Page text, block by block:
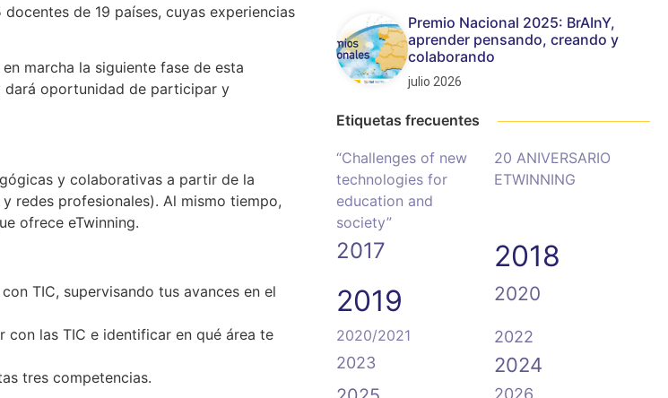
de 19 países, cuyas experiencias
marcha la siguiente fase de esta
dará oportunidad de participar y
y colaborativas a partir de la
redes profesionales). Al mismo tiempo,
ofrece eTwinning.
TIC, supervisando tus avances en el
con las TIC e identificar en qué área te
tres competencias.
Premio Nacional 2025: BrAInY,
aprender pensando, creando y
colaborando
julio 2026
Etiquetas frecuentes
“Challenges of new
technologies for
education and
society”
20 ANIVERSARIO
ETWINNING
2017
2018
2019
2020
2020/2021
2022
2023
2024
2026